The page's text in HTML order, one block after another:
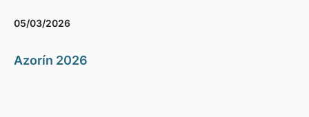
05/03/2026
Azorín 2026